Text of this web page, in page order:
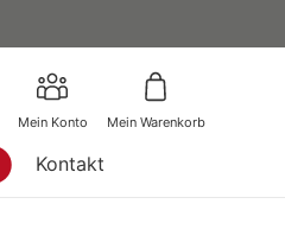
Mein Konto Mein Warenkorb
Kontakt